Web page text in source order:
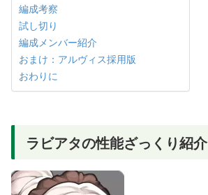
編成考察
試し切り
編成メンバー紹介
おまけ：アルヴィス採用版
おわりに
ラビアタの性能ざっくり紹介